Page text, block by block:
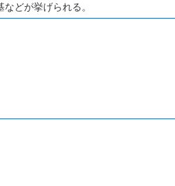
どが挙げられる。